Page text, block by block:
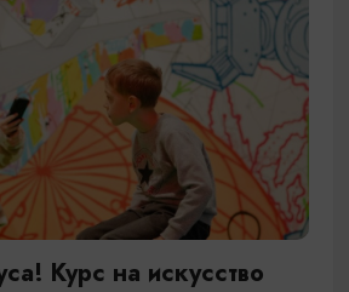
Курс на искусство